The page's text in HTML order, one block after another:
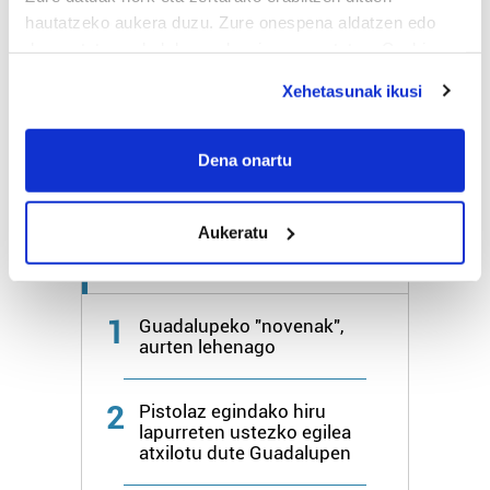
hautatzeko aukera duzu. Zure onespena aldatzen edo
If you allow, we would also like to:
Collect information about your geographical
meters
Identify your device by actively scanning it for
specific characteristics (fingerprinting)
Find out more about how your personal data is processed
and set your preferences in thedetails section
teknologia erabiliz, cookieak adibidez, iragarki eta eduki
pertsonalizatuak eskaintzeko, iragarkiak eta edukia
Xehetasunak ikusi
Dena onartu
Aukeratu
Bihar 28º 18º
Azken 7 egunetako irakurrienak
1
Guadalupeko "novenak",
aurten lehenago
2
Pistolaz egindako hiru
lapurreten ustezko egilea
atxilotu dute Guadalupen